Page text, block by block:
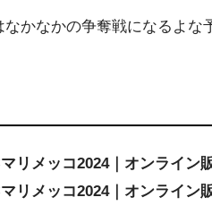
かなかの争奪戦になるよな
リメッコ2024｜オンライン
リメッコ2024｜オンライン